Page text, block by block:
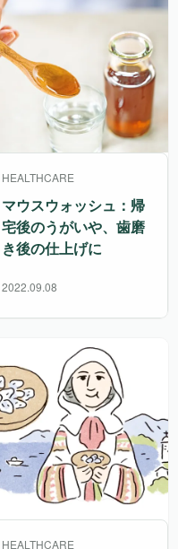
HEALTHCARE
マウスウォッシュ：帰
宅後のうがいや、歯磨
き後の仕上げに
2022.09.08
HEALTHCARE